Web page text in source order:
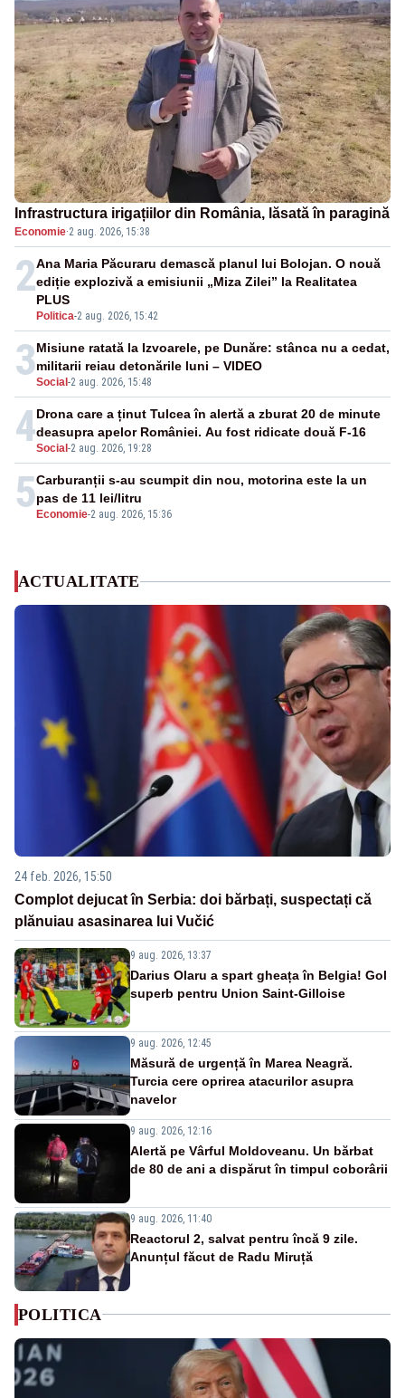
Infrastructura irigațiilor din România, lăsată în paragină
Economie·2 aug. 2026, 15:38
2
Politica-2 aug. 2026, 15:42
Ana Maria Păcuraru demască planul lui Bolojan. O nouă
ediție explozivă a emisiunii „Miza Zilei” la Realitatea
PLUS
3Social -2 aug. 2026, 15:48
Misiune ratată la Izvoarele, pe Dunăre: stânca nu a cedat,
militarii reiau detonările luni – VIDEO
4Social -2 aug. 2026, 19:28
Drona care a ținut Tulcea în alertă a zburat 20 de minute
deasupra apelor României. Au fost ridicate două F-16
5 Economie-2 aug. 2026, 15:36
Carburanții s-au scumpit din nou, motorina este la un
pas de 11 lei/litru
ACTUALITATE
24 feb. 2026, 15:50
Complot dejucat în Serbia: doi bărbați, suspectați că
plănuiau asasinarea lui Vučić
9 aug. 2026, 13:37
Darius Olaru a spart gheața în Belgia! Gol
superb pentru Union Saint-Gilloise
9 aug. 2026, 12:45
Măsură de urgență în Marea Neagră.
Turcia cere oprirea atacurilor asupra
navelor
9 aug. 2026, 12:16
Alertă pe Vârful Moldoveanu. Un bărbat
de 80 de ani a dispărut în timpul coborârii
9 aug. 2026, 11:40
Reactorul 2, salvat pentru încă 9 zile.
Anunțul făcut de Radu Miruță
POLITICA